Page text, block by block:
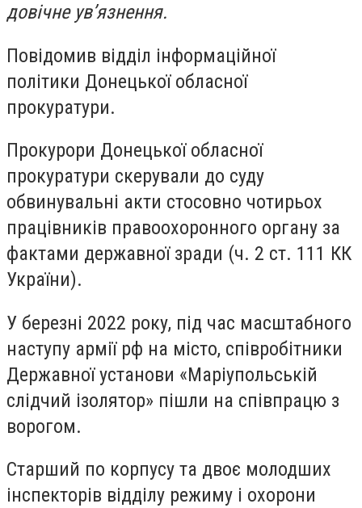
довічне ув’язнення.
Повідомив відділ інформаційної
політики Донецької обласної
прокуратури.
Прокурори Донецької обласної
прокуратури скерували до суду
обвинувальні акти стосовно чотирьох
працівників правоохоронного органу за
фактами державної зради (ч. 2 ст. 111 КК
України).
У березні 2022 року, під час масштабного
наступу армії рф на місто, співробітники
Державної установи «Маріупольській
слідчий ізолятор» пішли на співпрацю з
ворогом.
Старший по корпусу та двоє молодших
інспекторів відділу режиму і охорони